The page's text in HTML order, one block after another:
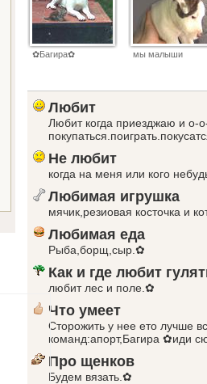
✿Багира✿ мы малыши
Любит
Любит когда приезджаю и о-
Не любит
когда на меня или кого
Любимая игрушка
мячик,резиовая косточка и
Любимая еда
Рыба,борщ,сыр.✿
Как и где любит
любит лес и поле.✿
Что умеет
Сторожить у нее ето лучше
команд:апорт,Багира ✿иди
Про щенков
Будем вязать.✿